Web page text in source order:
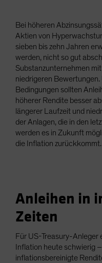
Bei höheren
Aktien von
sieben bis zehn Jahren
werden, nicht so gut
Substanzunternehmen
niedrigeren
Bedingungen sollten
höherer Rendite besser
längerer Laufzeit und
der Anlagen, die in den
werden es in Zukunft
die Inflation zurückkommt.
Anleihen in
Zeiten
Für US-Treasury-Anleger
Inflation heute schwierig
inflationsbereinigte